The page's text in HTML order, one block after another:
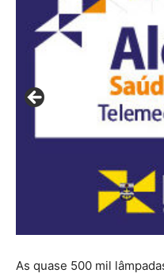
As quase 500 mil